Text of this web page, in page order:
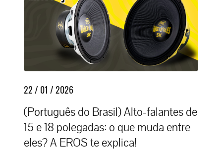
22 / 01 / 2026
(Português do Brasil) Alto-falantes de
15 e 18 polegadas: o que muda entre
eles? A EROS te explica!